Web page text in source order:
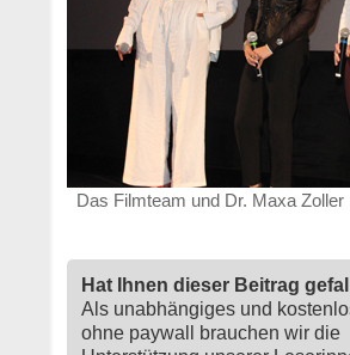
Das Filmteam und Dr. Maxa
Hat Ihnen dieser Beitrag
Als unabhängiges und
ohne paywall brauchen wir die